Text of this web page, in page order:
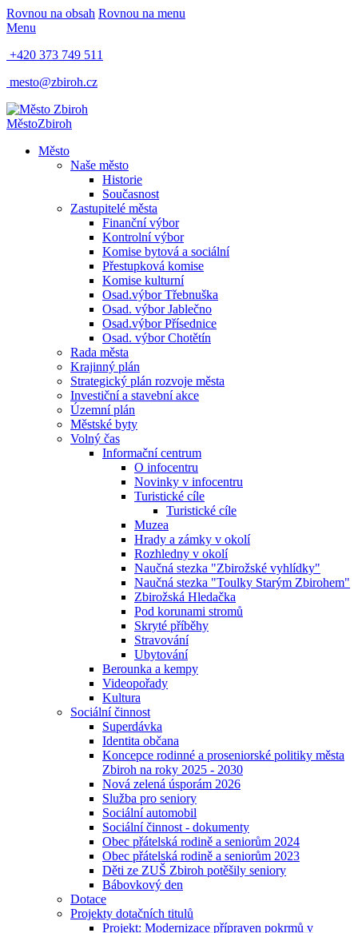
Rovnou na obsah Rovnou na menu
Menu
+420 373 749 511
mesto@zbiroh.cz
MěstoZbiroh
Město
Naše město
Historie
Současnost
Zastupitelé města
Finanční výbor
Kontrolní výbor
Komise bytová a sociální
Přestupková komise
Komise kulturní
Osad.výbor Třebnuška
Osad. výbor Jablečno
Osad.výbor Přísednice
Osad. výbor Chotětín
Rada města
Krajinný plán
Strategický plán rozvoje města
Investiční a stavební akce
Územní plán
Městské byty
Volný čas
Informační centrum
O infocentru
Novinky v infocentru
Turistické cíle
Turistické cíle
Muzea
Hrady a zámky v okolí
Rozhledny v okolí
Naučná stezka "Zbirožské vyhlídky"
Naučná stezka "Toulky Starým Zbirohem"
Zbirožská Hledačka
Pod korunami stromů
Skryté příběhy
Stravování
Ubytování
Berounka a kempy
Videopořady
Kultura
Sociální činnost
Superdávka
Identita občana
Koncepce rodinné a proseniorské politiky města
Zbiroh na roky 2025 - 2030
Nová zelená úsporám 2026
Služba pro seniory
Sociální automobil
Sociální činnost - dokumenty
Obec přátelská rodině a seniorům 2024
Obec přátelská rodině a seniorům 2023
Děti ze ZUŠ Zbiroh potěšily seniory
Bábovkový den
Dotace
Projekty dotačních titulů
Projekt: Modernizace přípraven pokrmů v